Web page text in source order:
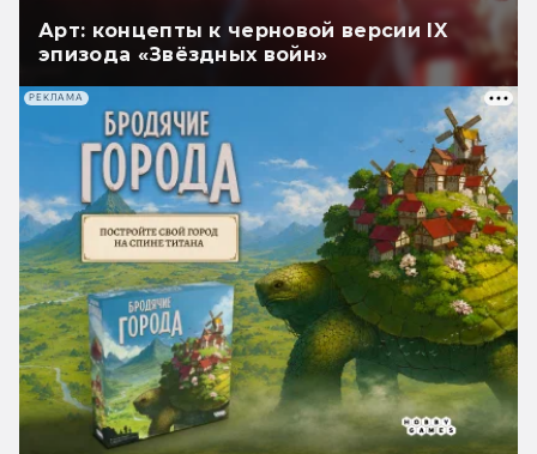
Арт: концепты к черновой версии IX
эпизода «Звёздных войн»
РЕКЛАМА